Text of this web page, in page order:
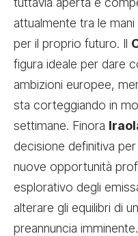
attualmente tra le
per il proprio futuro. Il
figura ideale per dare
ambizioni europee,
sta corteggiando in
settimane. Finora
decisione definitiva
nuove opportunità
esplorativo degli
alterare gli equilibri di
preannuncia imminente.